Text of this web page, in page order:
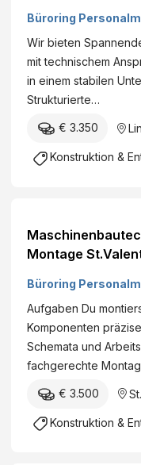
Büroring
Wir bieten
mit technischem
in einem stabilen
Strukturierte…
€ 3.350
Konstruktion &
Montage
Büroring
Aufgaben Du
Komponenten
Schemata und
fachgerechte
€ 3.500
Konstruktion &